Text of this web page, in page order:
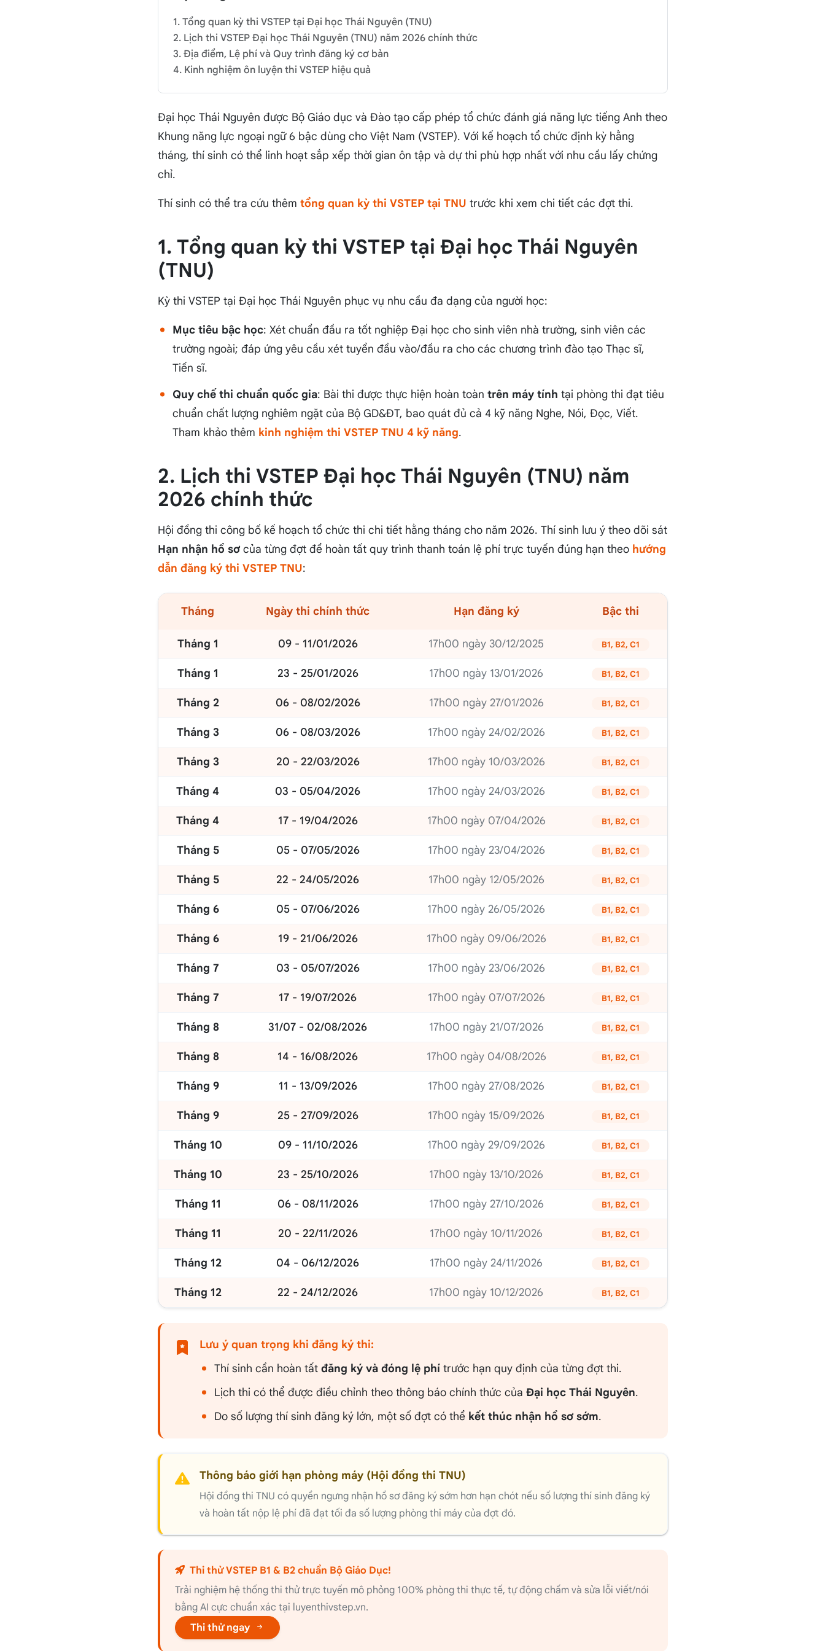
1. Tổng quan kỳ thi VSTEP tại Đại học Thái Nguyên (TNU)
2. Lịch thi VSTEP Đại học Thái Nguyên (TNU) năm 2026 chính thức
3. Địa điểm, Lệ phí và Quy trình đăng ký cơ bản
4. Kinh nghiệm ôn luyện thi VSTEP hiệu quả
Đại học Thái Nguyên được Bộ Giáo dục và Đào tạo cấp phép tổ chức đánh giá năng lực tiếng Anh theo
Khung năng lực ngoại ngữ 6 bậc dùng cho Việt Nam (VSTEP). Với kế hoạch tổ chức định kỳ hằng
tháng, thí sinh có thể linh hoạt sắp xếp thời gian ôn tập và dự thi phù hợp nhất với nhu cầu lấy chứng
chỉ.
Thí sinh có thể tra cứu thêm tổng quan kỳ thi VSTEP tại TNU trước khi xem chi tiết các đợt thi.
1. Tổng quan kỳ thi VSTEP tại Đại học Thái Nguyên
(TNU)
Kỳ thi VSTEP tại Đại học Thái Nguyên phục vụ nhu cầu đa dạng của người học:
Mục tiêu bậc học: Xét chuẩn đầu ra tốt nghiệp Đại học cho sinh viên nhà trường, sinh viên các
trường ngoài; đáp ứng yêu cầu xét tuyển đầu vào/đầu ra cho các chương trình đào tạo Thạc sĩ,
Tiến sĩ.
Quy chế thi chuẩn quốc gia: Bài thi được thực hiện hoàn toàn trên máy tính tại phòng thi đạt tiêu
chuẩn chất lượng nghiêm ngặt của Bộ GD&ĐT, bao quát đủ cả 4 kỹ năng Nghe, Nói, Đọc, Viết.
Tham khảo thêm kinh nghiệm thi VSTEP TNU 4 kỹ năng.
2. Lịch thi VSTEP Đại học Thái Nguyên (TNU) năm
2026 chính thức
Hội đồng thi công bố kế hoạch tổ chức thi chi tiết hằng tháng cho năm 2026. Thí sinh lưu ý theo dõi sát
Hạn nhận hồ sơcủa từng đợt để hoàn tất quy trình thanh toán lệ phí trực tuyến đúng hạn theo hướng
dẫn đăng ký thi VSTEP TNU:
Tháng Ngày thi chính thức Hạn đăng ký Bậc thi
Tháng 1 09 - 11/01/2026 17h00 ngày 30/12/2025 B1, B2, C1
Tháng 1 23 - 25/01/2026 17h00 ngày 13/01/2026 B1, B2, C1
Tháng 2 06 - 08/02/2026 17h00 ngày 27/01/2026 B1, B2, C1
Tháng 3 06 - 08/03/2026 17h00 ngày 24/02/2026 B1, B2, C1
Tháng 3 20 - 22/03/2026 17h00 ngày 10/03/2026 B1, B2, C1
Tháng 4 03 - 05/04/2026 17h00 ngày 24/03/2026 B1, B2, C1
Tháng 4 17 - 19/04/2026 17h00 ngày 07/04/2026 B1, B2, C1
Tháng 5 05 - 07/05/2026 17h00 ngày 23/04/2026 B1, B2, C1
Tháng 5 22 - 24/05/2026 17h00 ngày 12/05/2026 B1, B2, C1
Tháng 6 05 - 07/06/2026 17h00 ngày 26/05/2026 B1, B2, C1
Tháng 6 19 - 21/06/2026 17h00 ngày 09/06/2026 B1, B2, C1
Tháng 7 03 - 05/07/2026 17h00 ngày 23/06/2026 B1, B2, C1
Tháng 7 17 - 19/07/2026 17h00 ngày 07/07/2026 B1, B2, C1
Tháng 8 31/07 - 02/08/2026 17h00 ngày 21/07/2026 B1, B2, C1
Tháng 8 14 - 16/08/2026 17h00 ngày 04/08/2026 B1, B2, C1
Tháng 9 11 - 13/09/2026 17h00 ngày 27/08/2026 B1, B2, C1
Tháng 9 25 - 27/09/2026 17h00 ngày 15/09/2026 B1, B2, C1
Tháng 10 09 - 11/10/2026 17h00 ngày 29/09/2026 B1, B2, C1
Tháng 10 23 - 25/10/2026 17h00 ngày 13/10/2026 B1, B2, C1
Tháng 11 06 - 08/11/2026 17h00 ngày 27/10/2026 B1, B2, C1
Tháng 11 20 - 22/11/2026 17h00 ngày 10/11/2026 B1, B2, C1
Tháng 12 04 - 06/12/2026 17h00 ngày 24/11/2026 B1, B2, C1
Tháng 12 22 - 24/12/2026 17h00 ngày 10/12/2026 B1, B2, C1
Lưu ý quan trọng khi đăng ký thi:
Thí sinh cần hoàn tất đăng ký và đóng lệ phítrước hạn quy định của từng đợt thi.
Lịch thi có thể được điều chỉnh theo thông báo chính thức của Đại học Thái Nguyên.
Do số lượng thí sinh đăng ký lớn, một số đợt có thể kết thúc nhận hồ sơ sớm.
Thông báo giới hạn phòng máy (Hội đồng thi TNU)
Hội đồng thi TNU có quyền ngưng nhận hồ sơ đăng ký sớm hơn hạn chót nếu số lượng thí sinh đăng ký
và hoàn tất nộp lệ phí đã đạt tối đa số lượng phòng thi máy của đợt đó.
Thi thử VSTEP B1 & B2 chuẩn Bộ Giáo Dục!
Trải nghiệm hệ thống thi thử trực tuyến mô phỏng 100% phòng thi thực tế, tự động chấm và sửa lỗi viết/nói
bằng AI cực chuẩn xác tại luyenthivstep.vn.
Thi thử ngay